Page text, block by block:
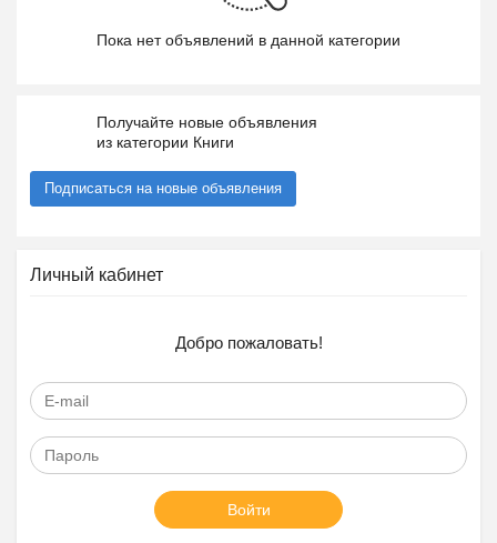
Пока нет объявлений в данной категории
Получайте новые объявления
из категории Книги
Подписаться на новые объявления
Личный кабинет
Добро пожаловать!
Войти